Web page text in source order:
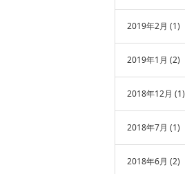
2019年2月 (1)
2019年1月 (2)
2018年12月 (1)
2018年7月 (1)
2018年6月 (2)